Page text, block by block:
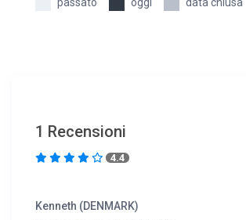
1 Recensioni
4.4
Kenneth (DENMARK)